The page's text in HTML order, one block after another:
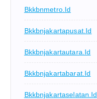
Bkkbnmetro.id
Bkkbnjakartapusat.id
Bkkbnjakartautara.id
Bkkbnjakartabarat.id
Bkkbnjakartaselatan.id